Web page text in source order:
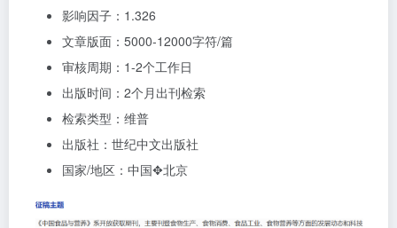
影响因子：1.326
文章版面：5000-12000字符/篇
审核周期：1-2个工作日
出版时间：2个月出刊检索
检索类型：维普
出版社：世纪中文出版社
国家/地区：中国✥北京